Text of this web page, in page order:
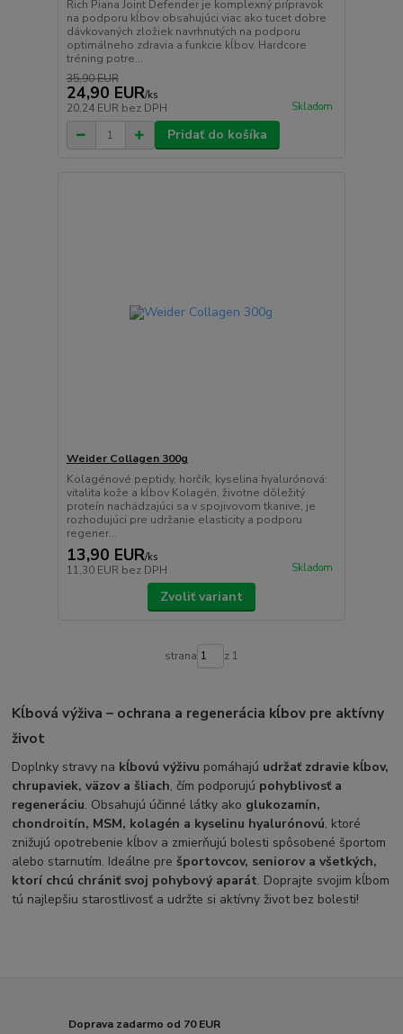
Rich Piana Joint Defender je komplexný prípravok
na podporu kĺbov obsahujúci viac ako tucet dobre
dávkovaných zložiek navrhnutých na podporu
optimálneho zdravia a funkcie kĺbov. Hardcore
tréning potre...
35,90 EUR
24,90 EUR/ks
20,24 EUR bez DPH Skladom
Pridať do košíka
Weider Collagen 300g
Kolagénové peptidy, horčík, kyselina hyalurónová:
vitalita kože a kĺbov Kolagén, životne dôležitý
proteín nachádzajúci sa v spojivovom tkanive, je
rozhodujúci pre udržanie elasticity a podporu
regener...
13,90 EUR/ks
11,30 EUR bez DPH Skladom
Zvoliť variant
strana z 1
Kĺbová výživa – ochrana a regenerácia kĺbov pre aktívny
život
Doplnky stravy na kĺbovú výživu pomáhajú udržať zdravie kĺbov,
chrupaviek, väzov a šliach, čím podporujú pohyblivosť a
regeneráciu. Obsahujú účinné látky ako glukozamín,
chondroitín, MSM, kolagén a kyselinu hyalurónovú, ktoré
znižujú opotrebenie kĺbov a zmierňujú bolesti spôsobené športom
alebo starnutím. Ideálne pre športovcov, seniorov a všetkých,
ktorí chcú chrániť svoj pohybový aparát. Doprajte svojim kĺbom
tú najlepšiu starostlivosť a udržte si aktívny život bez bolesti!
Doprava zadarmo od 70 EUR